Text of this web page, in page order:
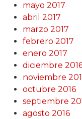
mayo 2017
abril 2017
marzo 2017
febrero 2017
enero 2017
diciembre
noviembre
octubre 2016
septiembre
agosto 2016